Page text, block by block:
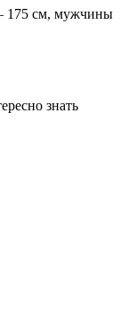
175 см, мужчины
знать